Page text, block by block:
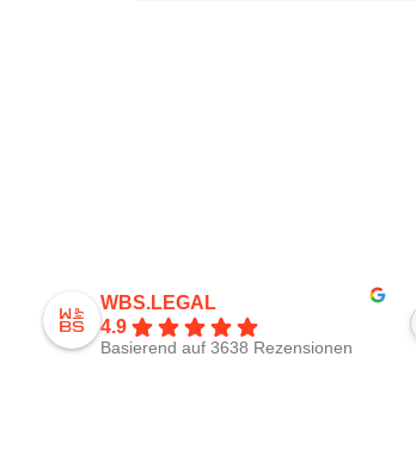
WBS.LEGAL
4.9
Basierend auf 3638 Rezensionen